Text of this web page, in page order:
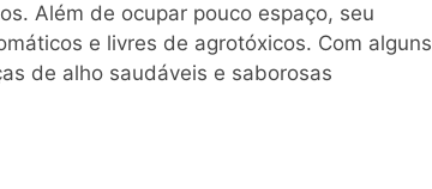
Além de ocupar pouco espaço, seu
e livres de agrotóxicos. Com alguns
de alho saudáveis e saborosas